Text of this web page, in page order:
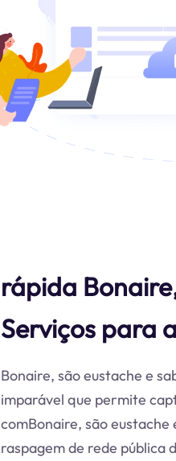
rápida
Serviços para
Bonaire, são eustache e
imparável que permite
comBonaire, são eustache
raspagem de rede pública